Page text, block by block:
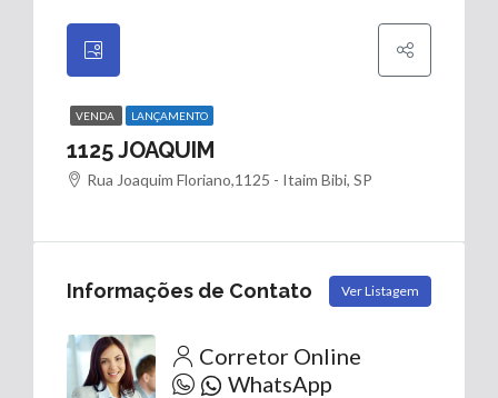
VENDA LANÇAMENTO
1125 JOAQUIM
Rua Joaquim Floriano,1125 - Itaim Bibi, SP
Informações de Contato Ver Listagem
Corretor Online
WhatsApp